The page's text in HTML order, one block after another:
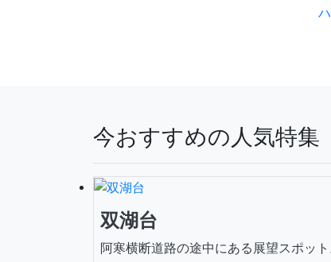
今おすすめの人気特集
双湖台
阿寒横断道路の途中にある展望スポッ